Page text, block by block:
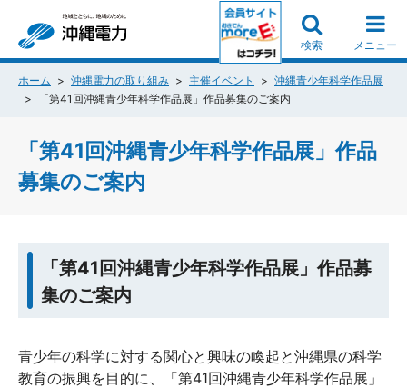
検索 メニュー
ホーム 沖縄電力の取り組み 主催イベント
沖縄青少年科学作品展
「第41回沖縄青少年科学作品展」作品募集のご案内
「第41回沖縄青少年科学作品展」作品
募集のご案内
「第41回沖縄青少年科学作品展」作品募
集のご案内
青少年の科学に対する関心と興味の喚起と沖縄県の科学
教育の振興を目的に、「第41回沖縄青少年科学作品展」